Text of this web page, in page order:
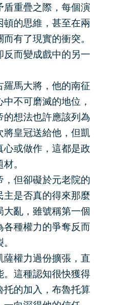
盾重疊之際，每個演
頓的思維，甚至在兩
有了現實的衝突。
反而變成戲中的另一
羅馬大將，他的南征
不可磨滅的地位，
的想法也許應該列為
將皇冠送給他，但凱
心或做作，這都是政
。
，但卻礙於元老院的
主是否真的得來那麼
亂，雖號稱第一個
各種權力的爭奪反而
權力過份擴張，直
。這種認知很快獲得
托的加入，布魯托算